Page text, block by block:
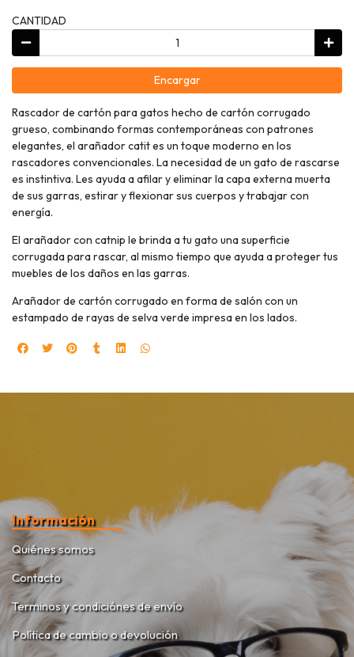
CANTIDAD
Encargar
Rascador de cartón para gatos hecho de cartón corrugado
grueso, combinando formas contemporáneas con patrones
elegantes, el arañador catit es un toque moderno en los
rascadores convencionales. La necesidad de un gato de rascarse
es instintiva. Les ayuda a afilar y eliminar la capa externa muerta
de sus garras, estirar y flexionar sus cuerpos y trabajar con
energía.
El arañador con catnip le brinda a tu gato una superficie
corrugada para rascar, al mismo tiempo que ayuda a proteger tus
muebles de los daños en las garras.
Arañador de cartón corrugado en forma de salón con un
estampado de rayas de selva verde impresa en los lados.
Información
Quiénes somos
Contacto
Terminos y condiciónes de envío
Política de cambio o devolución